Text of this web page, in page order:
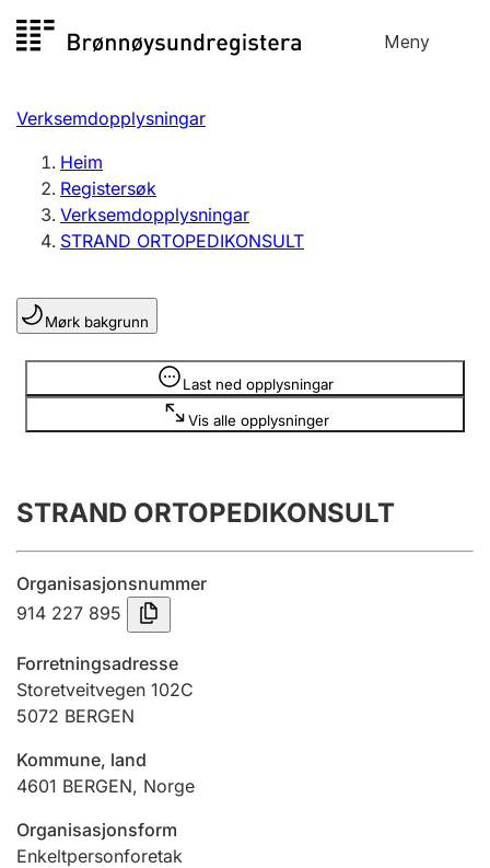
til
Meny
Registersøk
Aksjeselskap
Enkeltpersonføretak
Registrere, endre, slette
Lag og foreining
Registrere, endre, slette
Årsrekneskap
Innsending og forseinkingsgebyr
Tinglysing
Jeger
Ektepaktrettleiaren
Verksemdopplysningar
Heim
Registersøk
Verksemdopplysningar
STRAND ORTOPEDIKONSULT
Mørk bakgrunn
Last ned opplysningar
Vis alle opplysninger
Opplysninger er skjult
STRAND ORTOPEDIKONSULT
Organisasjonsnummer
914 227 895
Forretningsadresse
Storetveitvegen 102C
5072 BERGEN
Kommune, land
4601 BERGEN, Norge
Organisasjonsform
Enkeltpersonforetak